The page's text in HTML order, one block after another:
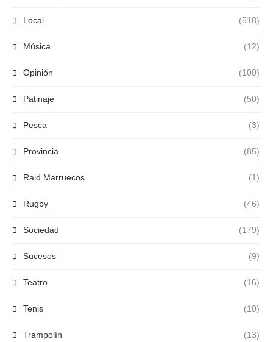
Local (518)
Música (12)
Opinión (100)
Patinaje (50)
Pesca (3)
Provincia (85)
Raid Marruecos (1)
Rugby (46)
Sociedad (179)
Sucesos (9)
Teatro (16)
Tenis (10)
Trampolín (13)